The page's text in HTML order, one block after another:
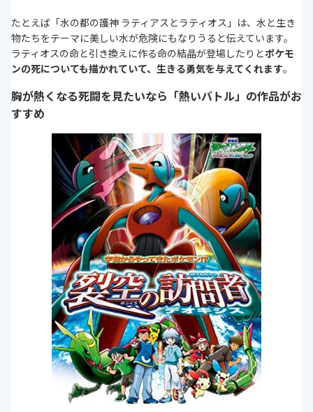
たとえば「水の都の護神 ラティアスとラティオス」は、水と生き
物たちをテーマに美しい水が危険にもなりうると伝えています。
ラティオスの命と引き換えに作る命の結晶が登場したりとポケモ
ンの死についても描かれていて、生きる勇気を与えてくれます。
胸が熱くなる死闘を見たいなら「熱いバトル」の作品がお
すすめ